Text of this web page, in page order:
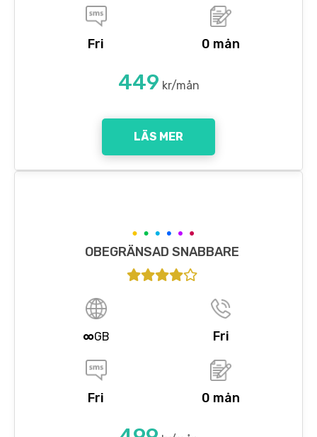
Fri 0 mån
449 kr/mån
LÄS MER
OBEGRÄNSAD SNABBARE
∞GB Fri
Fri 0 mån